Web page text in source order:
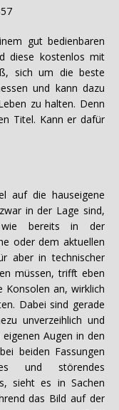
gut bedienbaren
diese kostenlos mit
sich um die beste
und kann dazu
zu halten. Denn
Titel. Kann er dafür
auf die hauseigene
in der Lage sind,
bereits in der
oder dem aktuellen
aber in technischer
müssen, trifft eben
Konsolen an, wirklich
Dabei sind gerade
unverzeihlich und
Augen in den
beiden Fassungen
und störendes
sieht es in Sachen
das Bild auf der